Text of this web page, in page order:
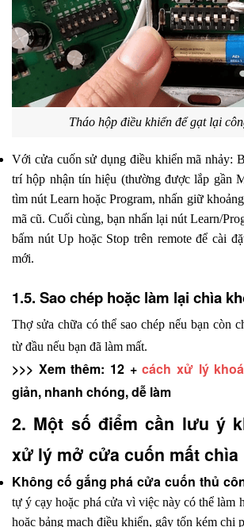
Tháo hộp điều khiển để gạt lại
Với cửa cuốn sử dụng điều khiển mã nhảy:
trí hộp nhận tín hiệu (thường được lắp gần
tìm nút Learn hoặc Program, nhấn giữ
mã cũ. Cuối cùng, bạn nhấn lại nút Learn/
bấm nút Up hoặc Stop trên remote để cài
mới.
1.5. Sao chép hoặc làm lại chìa
Thợ sửa chữa có thể sao chép nếu bạn còn
từ đầu nếu bạn đã làm mất.
>>> Xem thêm: 12 + cách xử lý
giản, nhanh chóng, dễ làm
2. Một số điểm cần lưu ý
xử lý mở cửa cuốn mất chìa
Không cố gắng phá cửa cuốn thủ
tự ý cạy hoặc phá cửa vì việc này có thể làm
hoặc bảng mạch điều khiển, gây tốn kém chi